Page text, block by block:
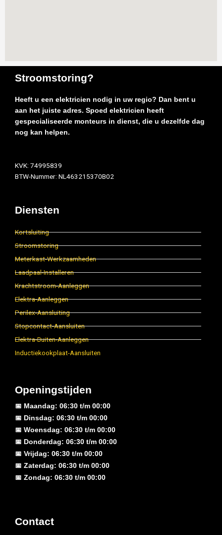
Stroomstoring?
Heeft u een elektricien nodig in uw regio? Dan bent u
aan het juiste adres. Spoed elektricien heeft
gespecialiseerde monteurs in dienst, die u dezelfde dag
nog kan helpen.
KVK: 74995839
BTW-Nummer: NL463215370B02
Diensten
Kortsluiting
Stroomstoring
Meterkast-Werkzaamheden
Laadpaal-Installeren
Krachtstroom-Aanleggen
Elektra-Aanleggen
Perilex-Aansluiting
Stopcontact-Aansluiten
Elektra-Buiten-Aanleggen
Inductiekookplaat-Aansluiten
Openingstijden
📅 Maandag: 06:30 t/m 00:00
📅 Dinsdag: 06:30 t/m 00:00
📅 Woensdag: 06:30 t/m 00:00
📅 Donderdag: 06:30 t/m 00:00
📅 Vrijdag: 06:30 t/m 00:00
📅 Zaterdag: 06:30 t/m 00:00
📅 Zondag: 06:30 t/m 00:00
Contact